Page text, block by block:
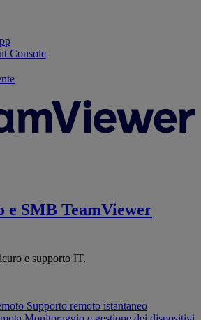
Console
e SMB TeamViewer
e supporto IT.
Supporto remoto istantaneo